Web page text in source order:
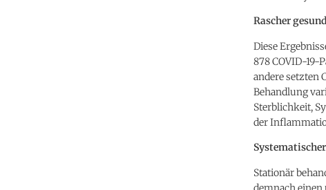
Rascher
Diese
878 COVID-19-
andere setzten
Behandlung
Sterblichkeit,
der
Stationär